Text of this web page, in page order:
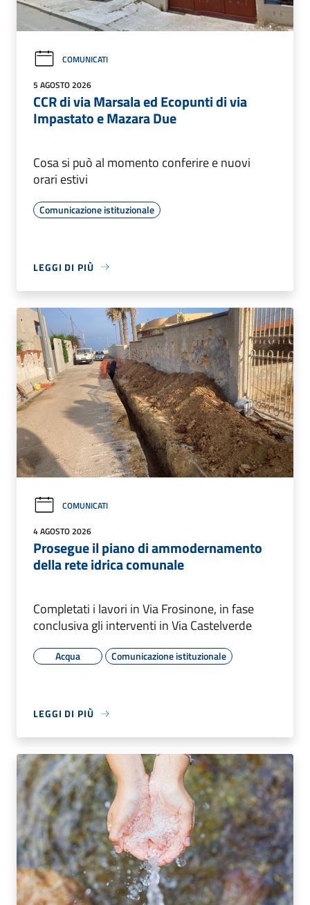
COMUNICATI
5 AGOSTO 2026
CCR di via Marsala ed Ecopunti di via
Impastato e Mazara Due
Cosa si può al momento conferire e nuovi
orari estivi
Comunicazione istituzionale
LEGGI DI PIÙ
COMUNICATI
4 AGOSTO 2026
Prosegue il piano di ammodernamento
della rete idrica comunale
Completati i lavori in Via Frosinone, in fase
conclusiva gli interventi in Via Castelverde
Acqua Comunicazione istituzionale
LEGGI DI PIÙ